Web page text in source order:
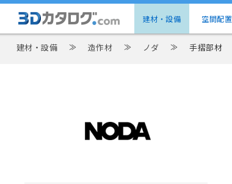
建材・設備 空間配置
建材・設備 ≫ 造作材 ≫ ノダ ≫ 手摺部材